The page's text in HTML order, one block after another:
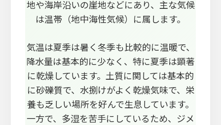
地や海岸沿いの崖地などにあり、主な気候
は温帯（地中海性気候）に属します。
気温は夏季は暑く冬季も比較的に温暖で、
降水量は基本的に少なく、特に夏季は顕著
に乾燥しています。土質に関しては基本的
に砂礫質で、水捌けがよく乾燥気味で、栄
養も乏しい場所を好んで生息しています。
一方で、多湿を苦手にしているため、ジメ